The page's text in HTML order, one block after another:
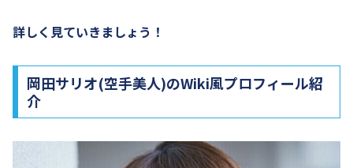
詳しく見ていきましょう！
岡田サリオ(空手美人)のWiki風プロフィール紹
介